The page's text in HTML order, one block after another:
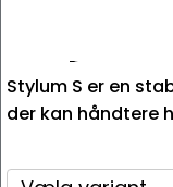
Stylum S er en
der kan håndtere